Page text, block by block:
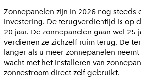
Zonnepanelen zijn in 2026 nog steeds
investering. De terugverdientijd is op
20 jaar. De zonnepanelen gaan wel 25
verdienen ze zichzelf ruim terug. De
langer als u meer zonnepanelen
wacht met het installeren van
zonnestroom direct zelf gebruikt.